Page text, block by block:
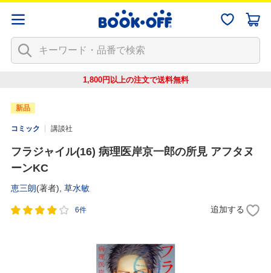
1,800円以上の注文で送料無料
新品
コミック 講談社
フラジャイル(16) 病理医岸京一郎の所見 アフタヌ
ーンKC
恵三朗(著者), 草水敏
6件 追加する